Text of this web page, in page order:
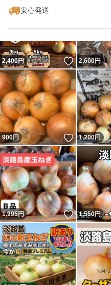
安心発送
2,400円 いいね！
2,600円
900円 いいね！
1,200円
1,995円 いいね！
1,550円